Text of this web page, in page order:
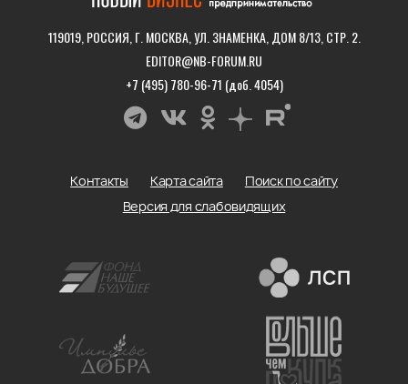
119019, РОССИЯ, Г. МОСКВА, УЛ. ЗНАМЕНКА, ДОМ 8/13, СТР. 2.
EDITOR@NB-FORUM.RU
+7 (495) 780-96-71 (доб. 4054)
Контакты Карта сайта
Поиск по сайту
Версия для слабовидящих